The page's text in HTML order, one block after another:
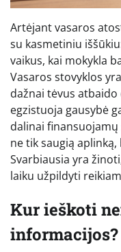
Artėjant vasaros
su kasmetiniu
vaikus, kai mokykla
Vasaros stovyklos
dažnai tėvus
egzistuoja gausybė
dalinai
ne tik saugią
Svarbiausia yra
laiku užpildyti
Kur ieškoti
informacijos?